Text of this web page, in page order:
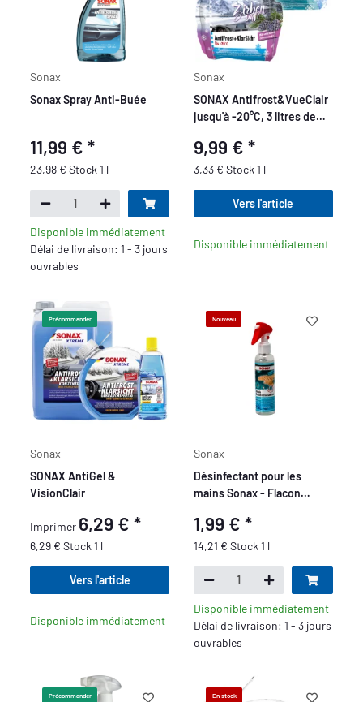
Sonax
Sonax Spray Anti-Buée
11,99 €*
23,98 € Stock 1 l
Disponible immédiatement
Délai de livraison: 1 - 3 jours
ouvrables
Sonax
SONAX Antifrost&VueClair
jusqu'à -20°C, 3 litres de
9,99 € *
3,33 € Stock 1 l
Vers l'article
Disponible immédiatement
Précommander
Sonax
SONAX AntiGel &
VisionClair
Imprimer 6,29 €*
6,29 € Stock 1 l
Vers l'article
Disponible immédiatement
Nouveau
Sonax
Désinfectant pour les
mains Sonax - Flacon
1,99 € *
14,21 € Stock 1 l
Disponible immédiatement
Délai de livraison: 1 - 3 jours
ouvrables
Précommander En stock